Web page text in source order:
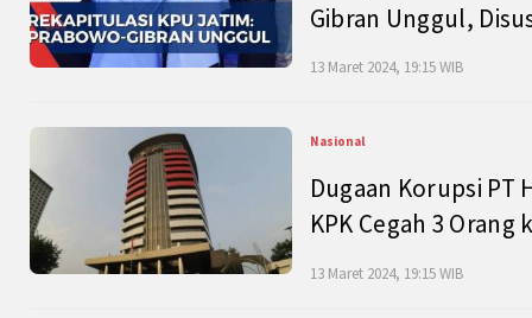
Gibran Unggul,
13 Maret 2024, 19:15 WIB
Nasional
Dugaan Korupsi PT
KPK Cegah 3 Orang
13 Maret 2024, 19:15 WIB